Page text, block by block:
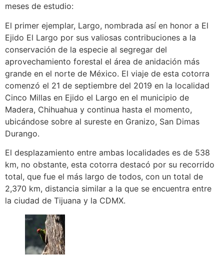
meses de estudio:
El primer ejemplar, Largo, nombrada así en honor a El
Ejido El Largo por sus valiosas contribuciones a la
conservación de la especie al segregar del
aprovechamiento forestal el área de anidación más
grande en el norte de México. El viaje de esta cotorra
comenzó el 21 de septiembre del 2019 en la localidad
Cinco Millas en Ejido el Largo en el municipio de
Madera, Chihuahua y continua hasta el momento,
ubicándose sobre al sureste en Granizo, San Dimas
Durango.
El desplazamiento entre ambas localidades es de 538
km, no obstante, esta cotorra destacó por su recorrido
total, que fue el más largo de todos, con un total de
2,370 km, distancia similar a la que se encuentra entre
la ciudad de Tijuana y la CDMX.